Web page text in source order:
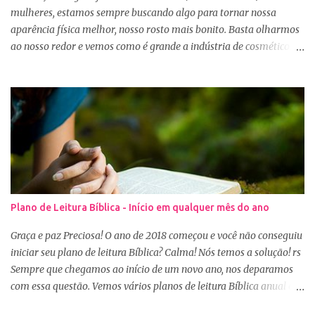
mulheres, estamos sempre buscando algo para tornar nossa
aparência física melhor, nosso rosto mais bonito. Basta olharmos
ao nosso redor e vemos como é grande a indústria de cosméticos e
se maquiar e testam produtos. Não é errado gostar de se cuidar e
buscar conhecimento de como ficar mais bonita e atraente. Eu
também gosto de maquiagem e dicas de beleza, no entanto,
precisamos cuidar primeiramente da nossa beleza interior. A
verdade é que, muitas de nós buscamos de forma desenfreada
ficarmos mais bonitas por fora tentando nos afirmar, e mostrar
que temos algum valor, porque nossos corações estão cheios de
amargura e traumas causados por situações que vivenciamos. O
Sábio rei Salomão nós dá uma dica de beleza no livro de
Provérbios dizendo que o coração alegre aformoseia o rosto. A
alegr...
Plano de Leitura Bíblica - Início em qualquer mês do ano
Graça e paz Preciosa! O ano de 2018 começou e você não conseguiu
iniciar seu plano de leitura Bíblica? Calma! Nós temos a solução! rs
Sempre que chegamos ao início de um novo ano, nos deparamos
com essa questão. Vemos vários planos de leitura Bíblica anual e